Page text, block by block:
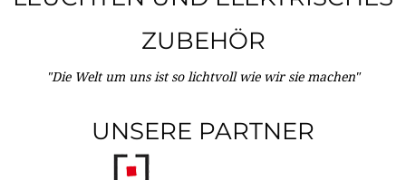
ZUBEHÖR
"Die Welt um uns ist so lichtvoll wie wir sie machen"
UNSERE PARTNER